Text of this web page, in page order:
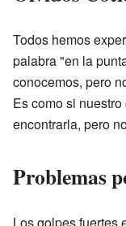
Todos hemos
palabra "en la
conocemos, pero
Es como si
encontrarla, pero
Problemas
Los golpes fuertes